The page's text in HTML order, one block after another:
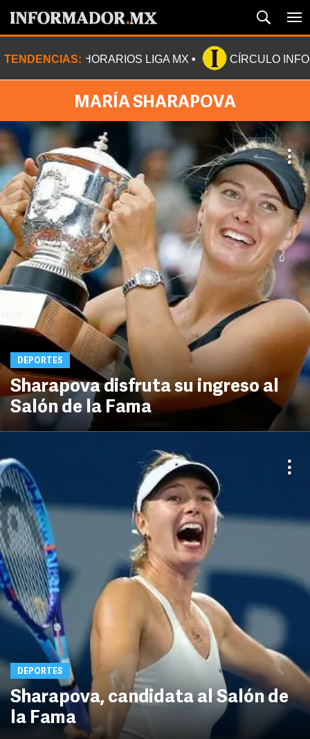
TENDENCIAS: HORARIOS LIGA MX CÍRCULO
MARÍA SHARAPOVA
DEPORTES
Sharapova disfruta su ingreso al
Salón de la Fama
DEPORTES
Sharapova, candidata al Salón de
la Fama